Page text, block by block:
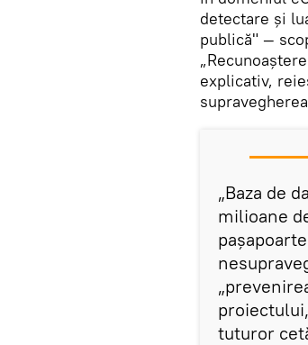
detectare și
publică" —
explicativ,
„Baza de
milioane
tuturor